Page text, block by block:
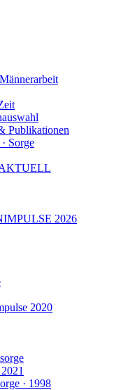
Publikationen
Sorge
2026
2020
· 1998